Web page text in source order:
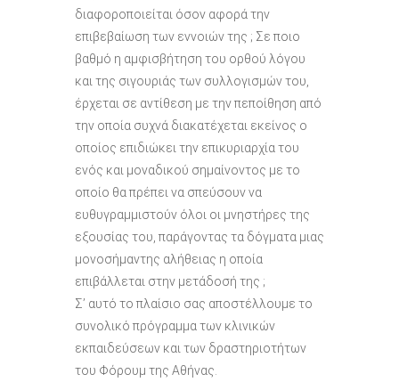
διαφοροποιείται όσον αφορά την
επιβεβαίωση των εννοιών της ; Σε ποιο
βαθμό η αμφισβήτηση του ορθού λόγου
και της σιγουριάς των συλλογισμών του,
έρχεται σε αντίθεση με την πεποίθηση από
την οποία συχνά διακατέχεται εκείνος ο
οποίος επιδιώκει την επικυριαρχία του
ενός και μοναδικού σημαίνοντος με το
οποίο θα πρέπει να σπεύσουν να
ευθυγραμμιστούν όλοι οι μνηστήρες της
εξουσίας του, παράγοντας τα δόγματα μιας
μονοσήμαντης αλήθειας η οποία
επιβάλλεται στην μετάδοσή της ;
Σ’ αυτό το πλαίσιο σας αποστέλλουμε το
συνολικό πρόγραμμα των κλινικών
εκπαιδεύσεων και των δραστηριοτήτων
του Φόρουμ της Αθήνας.